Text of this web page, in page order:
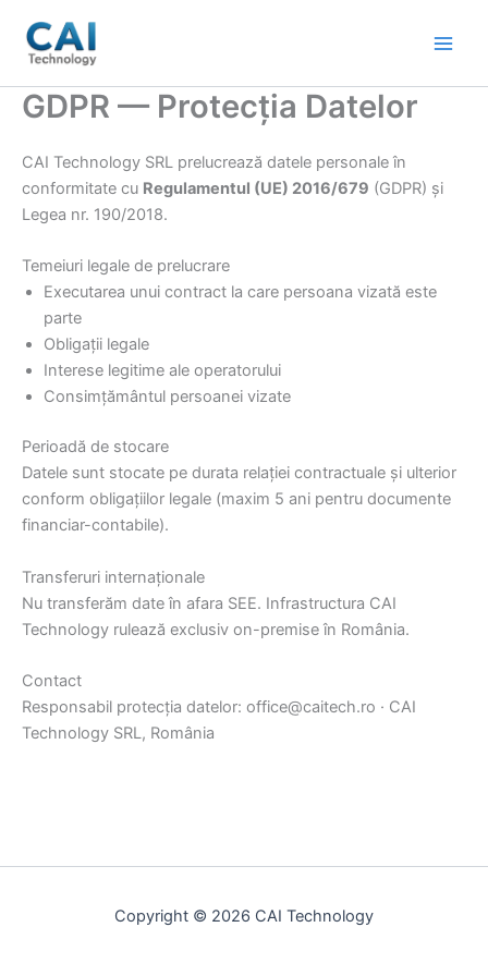
content
GDPR — Protecția Datelor
CAI Technology SRL prelucrează datele personale în
conformitate cu Regulamentul (UE) 2016/679 (GDPR) și
Legea nr. 190/2018.
Temeiuri legale de prelucrare
Executarea unui contract la care persoana vizată este
parte
Obligații legale
Interese legitime ale operatorului
Consimțământul persoanei vizate
Perioadă de stocare
Datele sunt stocate pe durata relației contractuale și ulterior
conform obligațiilor legale (maxim 5 ani pentru documente
financiar-contabile).
Transferuri internaționale
Nu transferăm date în afara SEE. Infrastructura CAI
Technology rulează exclusiv on-premise în România.
Contact
Responsabil protecția datelor: office@caitech.ro · CAI
Technology SRL, România
Copyright © 2026 CAI Technology